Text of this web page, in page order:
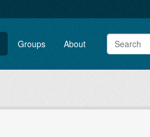
Groups About